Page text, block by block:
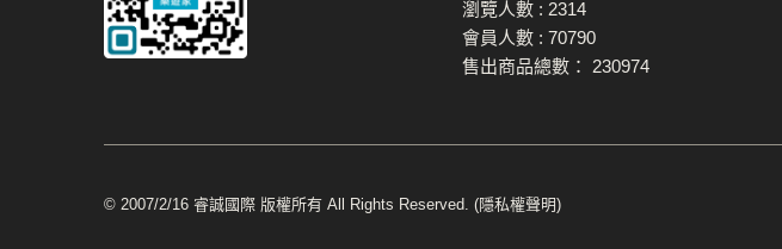
瀏覽人數 : 2314
會員人數 : 70790
售出商品總數： 230974
© 2007/2/16 睿誠國際 版權所有 All Rights Reserved. (隱私權聲明)